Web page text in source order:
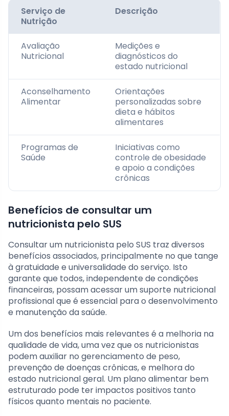
Serviço de
Nutrição
Descrição
Avaliação
Nutricional
Medições e
diagnósticos do
estado nutricional
Aconselhamento
Alimentar
Orientações
personalizadas sobre
dieta e hábitos
alimentares
Programas de
Saúde
Iniciativas como
controle de obesidade
e apoio a condições
crônicas
Benefícios de consultar um
nutricionista pelo SUS
Consultar um nutricionista pelo SUS traz diversos
benefícios associados, principalmente no que tange
à gratuidade e universalidade do serviço. Isto
garante que todos, independente de condições
financeiras, possam acessar um suporte nutricional
profissional que é essencial para o desenvolvimento
e manutenção da saúde.
Um dos benefícios mais relevantes é a melhoria na
qualidade de vida, uma vez que os nutricionistas
podem auxiliar no gerenciamento de peso,
prevenção de doenças crônicas, e melhora do
estado nutricional geral. Um plano alimentar bem
estruturado pode ter impactos positivos tanto
físicos quanto mentais no paciente.